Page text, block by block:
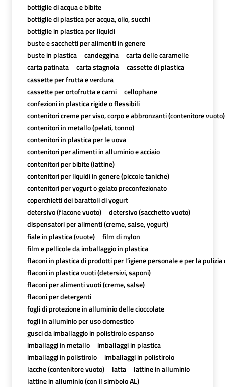
bottiglie di acqua e bibite
bottiglie di plastica per acqua, olio, succhi
bottiglie in plastica per liquidi
buste e sacchetti per alimenti in genere
buste in plastica
candeggina
carta delle caramelle
carta patinata
carta stagnola
cassette di plastica
cassette per frutta e verdura
cassette per ortofrutta e carni
cellophane
confezioni in plastica rigide o flessibili
contenitori creme per viso, corpo e abbronzanti (contenitore vuoto)
contenitori in metallo (pelati, tonno)
contenitori in plastica per le uova
contenitori per alimenti in alluminio e acciaio
contenitori per bibite (lattine)
contenitori per liquidi in genere (piccole taniche)
contenitori per yogurt o gelato preconfezionato
coperchietti dei barattoli di yogurt
detersivo (flacone vuoto)
detersivo (sacchetto vuoto)
dispensatori per alimenti (creme, salse, yogurt)
fiale in plastica (vuote)
film di nylon
film e pellicole da imballaggio in plastica
flaconi in plastica di prodotti per l’igiene personale e per la pulizia
flaconi in plastica vuoti (detersivi, saponi)
flaconi per alimenti vuoti (creme, salse)
flaconi per detergenti
fogli di protezione in alluminio delle cioccolate
fogli in alluminio per uso domestico
gusci da imballaggio in polistirolo espanso
imballaggi in metallo
imballaggi in plastica
imballaggi in polistirolo
imballaggi in polistirolo
lacche (contenitore vuoto)
latta
lattine in alluminio
lattine in alluminio (con il simbolo AL)